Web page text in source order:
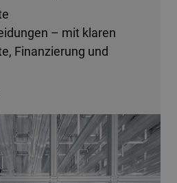
– mit klaren
Finanzierung und